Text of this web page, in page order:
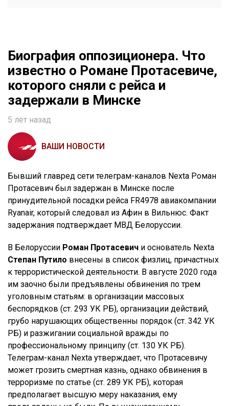
Биография оппозиционера. Что
известно о Романе Протасевиче,
которого сняли с рейса и
задержали в Минске
5 лет назад
ВАШИ НОВОСТИ
Бывший главред сети телеграм-каналов Nexta Роман
Протасевич был задержан в Минске после
принудительной посадки рейса FR4978 авиакомпании
Ryanair, который следовал из Афин в Вильнюс. Факт
задержания подтверждает МВД Белоруссии.
В Белоруссии Роман Протасевич и основатель Nexta
Степан Путило внесены в список физлиц, причастных
к террористической деятельности. В августе 2020 года
им заочно были предъявлены обвинения по трем
уголовным статьям: в организации массовых
беспорядков (ст. 293 УК РБ), организации действий,
грубо нарушающих общественны порядок (ст. 342 УК
РБ) и разжигании социальной вражды по
профессиональному принципу (ст. 130 УК РБ).
Телеграм-канал Nexta утверждает, что Протасевичу
может грозить смертная казнь, однако обвинения в
терроризме по статье (ст. 289 УК РБ), которая
предполагает высшую меру наказания, ему